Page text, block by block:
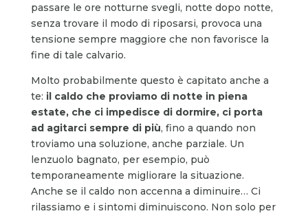
passare le ore notturne svegli, notte dopo notte,
senza trovare il modo di riposarsi, provoca una
tensione sempre maggiore che non favorisce la
fine di tale calvario.
Molto probabilmente questo è capitato anche a
te: il caldo che proviamo di notte in piena
estate, che ci impedisce di dormire, ci porta
ad agitarci sempre di più, fino a quando non
troviamo una soluzione, anche parziale. Un
lenzuolo bagnato, per esempio, può
temporaneamente migliorare la situazione.
Anche se il caldo non accenna a diminuire… Ci
rilassiamo e i sintomi diminuiscono. Non solo per